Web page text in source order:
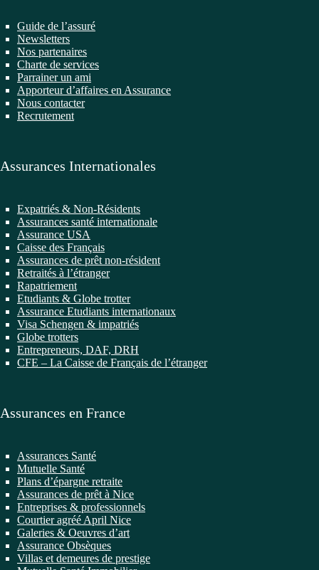
Guide de l’assuré
Newsletters
Nos partenaires
Charte de services
Parrainer un ami
Apporteur d’affaires en Assurance
Nous contacter
Recrutement
Assurances Internationales
Expatriés & Non-Résidents
Assurances santé internationale
Assurance USA
Caisse des Français
Assurances de prêt non-résident
Retraités à l’étranger
Rapatriement
Etudiants & Globe trotter
Assurance Etudiants internationaux
Visa Schengen & impatriés
Globe trotters
Entrepreneurs, DAF, DRH
CFE – La Caisse de Français de l’étranger
Assurances en France
Assurances Santé
Mutuelle Santé
Plans d’épargne retraite
Assurances de prêt à Nice
Entreprises & professionnels
Courtier agréé April Nice
Galeries & Oeuvres d’art
Assurance Obsèques
Villas et demeures de prestige